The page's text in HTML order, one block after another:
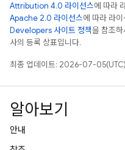
Attribution 4.0 라이선스에 따라
Apache 2.0 라이선스에 따라 라
Developers 사이트 정책을 참조
사의 등록 상표입니다.
최종 업데이트: 2026-07-05(UTC)
알아보기
안내